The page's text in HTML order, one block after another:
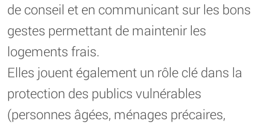
de conseil et en communicant sur les bons
gestes permettant de maintenir les
logements frais.
Elles jouent également un rôle clé dans la
protection des publics vulnérables
(personnes âgées, ménages précaires,